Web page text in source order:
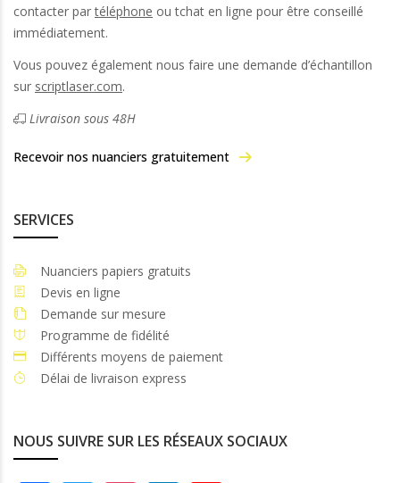
contacter partéléphone ou tchat en ligne pour être conseillé
immédiatement.
Vous pouvez également nous faire une demande d’échantillon
sur scriptlaser.com.
Livraison sous 48H
Recevoir nos nuanciers gratuitement
SERVICES
Nuanciers papiers gratuits
Devis en ligne
Demande sur mesure
Programme de fidélité
Différents moyens de paiement
Délai de livraison express
NOUS SUIVRE SUR LES RÉSEAUX SOCIAUX